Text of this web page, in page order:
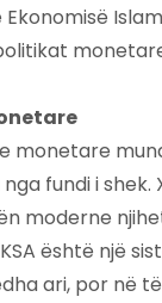
monetare
fundi i shek.
moderne
është një
ari, por në